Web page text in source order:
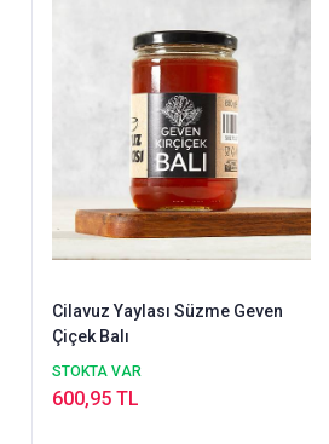
Cilavuz Yaylası Süzme Geven
Çiçek Balı
STOKTA VAR
600,95 TL